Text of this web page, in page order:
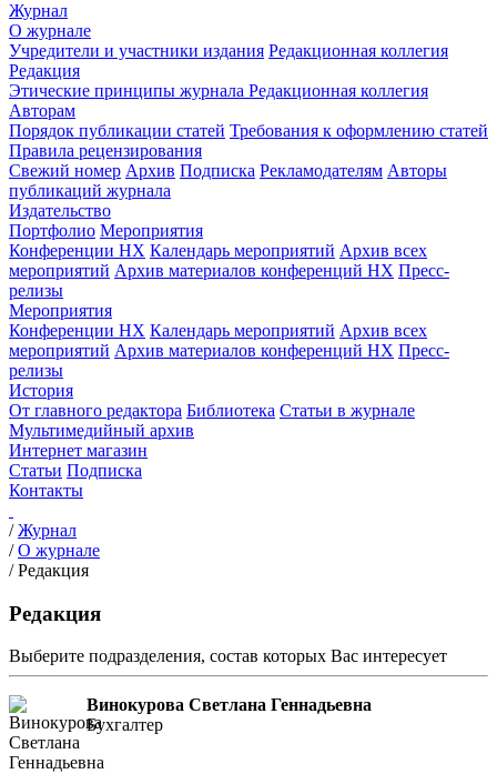
Журнал
О журнале
Учредители и участники издания Редакционная коллегия
Редакция
Этические принципы журнала Редакционная коллегия
Авторам
Порядок публикации статей Требования к оформлению статей
Правила рецензирования
Свежий номер Архив Подписка Рекламодателям Авторы
публикаций журнала
Издательство
Портфолио Мероприятия
Конференции НХ Календарь мероприятий Архив всех
мероприятий Архив материалов конференций НХ Пресс-
релизы
Мероприятия
Конференции НХ Календарь мероприятий Архив всех
мероприятий Архив материалов конференций НХ Пресс-
релизы
История
От главного редактора Библиотека Статьи в журнале
Мультимедийный архив
Интернет магазин
Статьи Подписка
Контакты
/Журнал
/О журнале
/Редакция
Редакция
Выберите подразделения, состав которых Вас интересует
Винокурова Светлана Геннадьевна
Бухгалтер